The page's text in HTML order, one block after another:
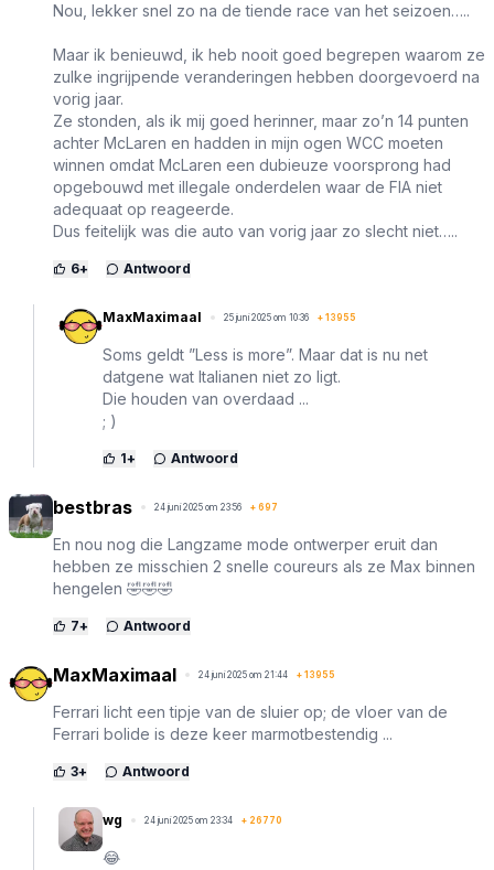
Nou, lekker snel zo na de tiende race van het seizoen…..
Maar ik benieuwd, ik heb nooit goed begrepen waarom ze
zulke ingrijpende veranderingen hebben doorgevoerd na
vorig jaar.
Ze stonden, als ik mij goed herinner, maar zo’n 14 punten
achter McLaren en hadden in mijn ogen WCC moeten
winnen omdat McLaren een dubieuze voorsprong had
opgebouwd met illegale onderdelen waar de FIA niet
adequaat op reageerde.
Dus feitelijk was die auto van vorig jaar zo slecht niet…..
6+ Antwoord
MaxMaximaal 25 juni 2025 om 10:36 + 13955
Soms geldt ”Less is more”. Maar dat is nu net
datgene wat Italianen niet zo ligt.
Die houden van overdaad ...
; )
1+ Antwoord
bestbras 24 juni 2025 om 23:56 + 697
En nou nog die Langzame mode ontwerper eruit dan
hebben ze misschien 2 snelle coureurs als ze Max binnen
hengelen 🤣🤣🤣
7+ Antwoord
MaxMaximaal 24 juni 2025 om 21:44 + 13955
Ferrari licht een tipje van de sluier op; de vloer van de
Ferrari bolide is deze keer marmotbestendig ...
3+ Antwoord
wg 24 juni 2025 om 23:34 + 26770
😂